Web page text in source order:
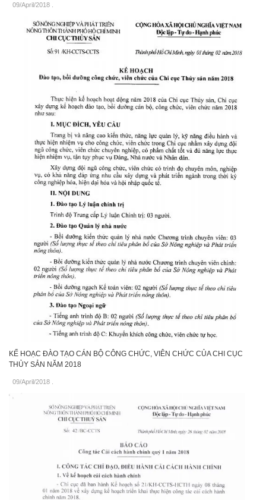
09/April/2018
KẾ HOẠC ĐÀO TẠO CÁN BỘ CÔNG CHỨC, VIÊN CHỨC CỦA CHI CỤC
THỦY SẢN NĂM 2018
09/April/2018